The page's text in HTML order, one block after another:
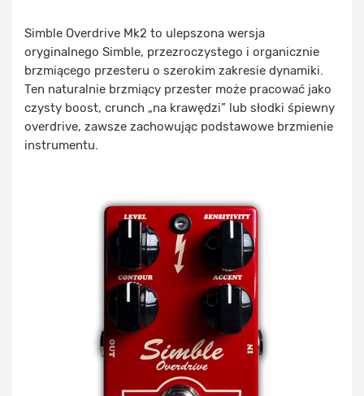
Simble Overdrive Mk2 to ulepszona wersja
oryginalnego Simble, przezroczystego i organicznie
brzmiącego przesteru o szerokim zakresie dynamiki.
Ten naturalnie brzmiący przester może pracować jako
czysty boost, crunch „na krawędzi” lub słodki śpiewny
overdrive, zawsze zachowując podstawowe brzmienie
instrumentu.